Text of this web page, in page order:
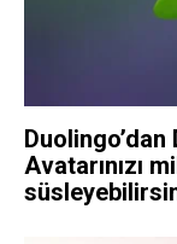
Duolingo’dan
Avatarınızı